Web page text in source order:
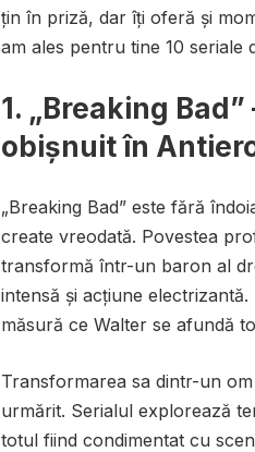
țin în priză, dar îți oferă și
am ales pentru tine 10 seriale
1. „Breaking
obișnuit în
„Breaking Bad” este fără
create vreodată. Povestea
transformă într-un baron al
intensă și acțiune
măsură ce Walter se afundă
Transformarea sa dintr-un
urmărit. Serialul explorează
totul fiind condimentat cu